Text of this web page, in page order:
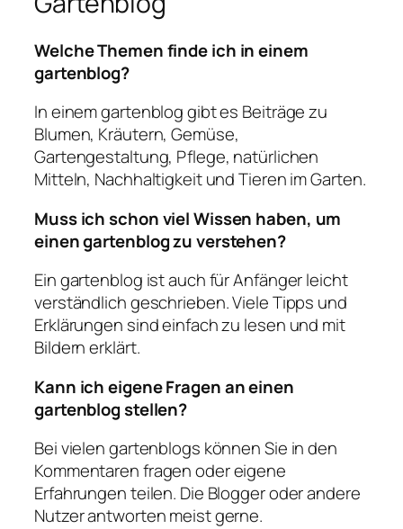
Welche Themen finde ich in einem
gartenblog?
In einem gartenblog gibt es Beiträge zu
Blumen, Kräutern, Gemüse,
Gartengestaltung, Pflege, natürlichen
Mitteln, Nachhaltigkeit und Tieren im Garten.
Muss ich schon viel Wissen haben, um
einen gartenblog zu verstehen?
Ein gartenblog ist auch für Anfänger leicht
verständlich geschrieben. Viele Tipps und
Erklärungen sind einfach zu lesen und mit
Bildern erklärt.
Kann ich eigene Fragen an einen
gartenblog stellen?
Bei vielen gartenblogs können Sie in den
Kommentaren fragen oder eigene
Erfahrungen teilen. Die Blogger oder andere
Nutzer antworten meist gerne.